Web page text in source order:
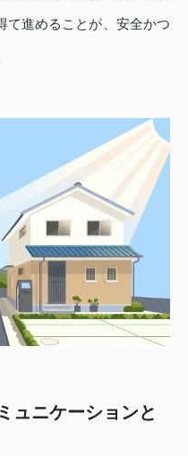
て進めることが、安全かつ
ュニケーションと